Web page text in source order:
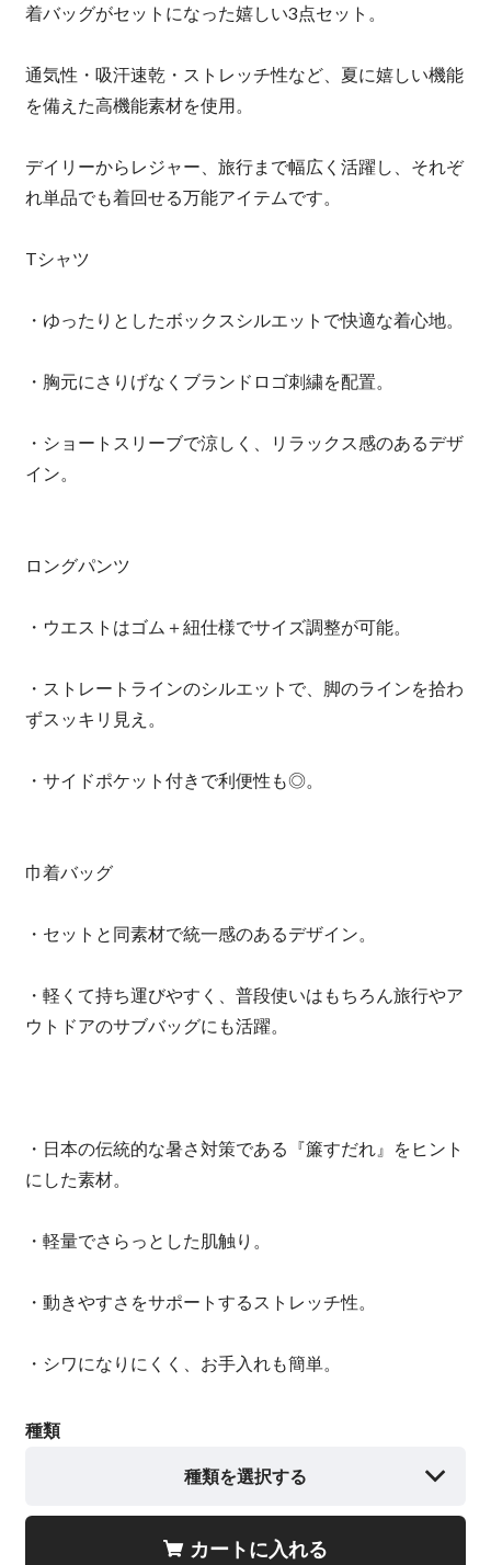
着バッグがセットになった嬉しい3点セット。
通気性・吸汗速乾・ストレッチ性など、夏に嬉しい機能
を備えた高機能素材を使用。
デイリーからレジャー、旅行まで幅広く活躍し、それぞ
れ単品でも着回せる万能アイテムです。
Tシャツ
・ゆったりとしたボックスシルエットで快適な着心地。
・胸元にさりげなくブランドロゴ刺繍を配置。
・ショートスリーブで涼しく、リラックス感のあるデザ
イン。
ロングパンツ
・ウエストはゴム＋紐仕様でサイズ調整が可能。
・ストレートラインのシルエットで、脚のラインを拾わ
ずスッキリ見え。
・サイドポケット付きで利便性も◎。
巾着バッグ
・セットと同素材で統一感のあるデザイン。
・軽くて持ち運びやすく、普段使いはもちろん旅行やア
ウトドアのサブバッグにも活躍。
・日本の伝統的な暑さ対策である『簾すだれ』をヒント
にした素材。
・軽量でさらっとした肌触り。
・動きやすさをサポートするストレッチ性。
・シワになりにくく、お手入れも簡単。
種類
種類を選択する
カートに入れる